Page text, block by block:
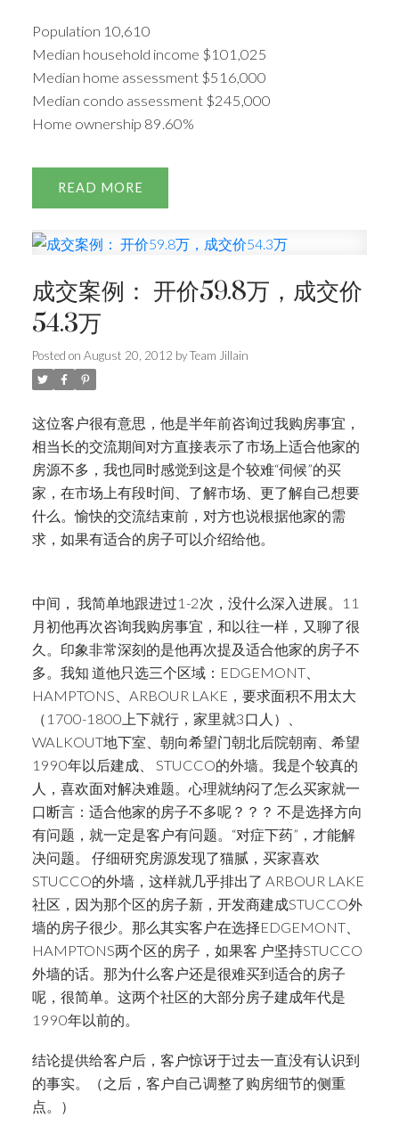
Population 10,610
Median household income $101,025
Median home assessment $516,000
Median condo assessment $245,000
Home ownership 89.60%
READ
成交案例： 开价59.8万，成交价
54.3万
Posted on August 20, 2012 byTeam Jillain
这位客户很有意思，他是半年前咨询过我购房事宜，
相当长的交流期间对方直接表示了市场上适合他家的
房源不多，我也同时感觉到这是个较难“伺候”的买
家，在市场上有段时间、了解市场、更了解自己想要
什么。愉快的交流结束前，对方也说根据他家的需
求，如果有适合的房子可以介绍给他。
中间， 我简单地跟进过1-2次，没什么深入进展。11
月初他再次咨询我购房事宜，和以往一样，又聊了很
久。印象非常深刻的是他再次提及适合他家的房子不
多。我知 道他只选三个区域：EDGEMONT、
HAMPTONS、ARBOUR LAKE，要求面积不用太大
（1700-1800上下就行，家里就3口人）、
WALKOUT地下室、朝向希望门朝北后院朝南、希望
1990年以后建成、 STUCCO的外墙。我是个较真的
人，喜欢面对解决难题。心理就纳闷了怎么买家就一
口断言：适合他家的房子不多呢？？？ 不是选择方向
有问题，就一定是客户有问题。“对症下药”，才能解
决问题。 仔细研究房源发现了猫腻，买家喜欢
STUCCO的外墙，这样就几乎排出了 ARBOUR LAKE
社区，因为那个区的房子新，开发商建成STUCCO外
墙的房子很少。那么其实客户在选择EDGEMONT、
HAMPTONS两个区的房子，如果客 户坚持STUCCO
外墙的话。那为什么客户还是很难买到适合的房子
呢，很简单。这两个社区的大部分房子建成年代是
1990年以前的。
结论提供给客户后，客户惊讶于过去一直没有认识到
的事实。（之后，客户自己调整了购房细节的侧重
点。）